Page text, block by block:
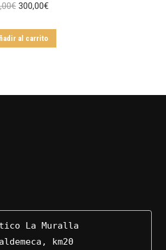
€ El
original
300,00€El
al carrito
La Muralla
km20